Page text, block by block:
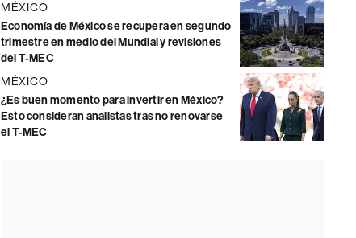
MÉXICO
Economía de México se recupera en segundo
trimestre en medio del Mundial y revisiones
del T-MEC
MÉXICO
¿Es buen momento para invertir en México?
Esto consideran analistas tras no renovarse
el T-MEC